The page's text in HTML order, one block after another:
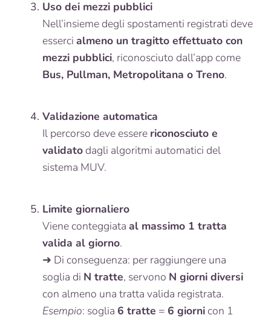
Uso dei mezzi pubblici
Nell’insieme degli spostamenti registrati deve
esserci almeno un tragitto effettuato con
mezzi pubblici, riconosciuto dall’app come
Bus, Pullman, Metropolitana o Treno.
Validazione automatica
Il percorso deve essere riconosciuto e
validato dagli algoritmi automatici del
sistema MUV.
Limite giornaliero
Viene conteggiata al massimo 1 tratta
valida al giorno.
➜ Di conseguenza: per raggiungere una
soglia di N tratte, servono N giorni diversi
con almeno una tratta valida registrata.
Esempio: soglia 6 tratte = 6 giorni con 1